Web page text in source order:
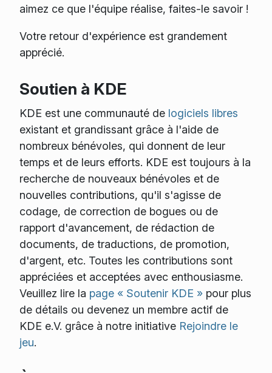
aimez ce que l'équipe réalise, faites-le savoir !
Votre retour d'expérience est grandement
apprécié.
Soutien à KDE
KDE est une communauté de logiciels libres
existant et grandissant grâce à l'aide de
nombreux bénévoles, qui donnent de leur
temps et de leurs efforts. KDE est toujours à la
recherche de nouveaux bénévoles et de
nouvelles contributions, qu'il s'agisse de
codage, de correction de bogues ou de
rapport d'avancement, de rédaction de
documents, de traductions, de promotion,
d'argent, etc. Toutes les contributions sont
appréciées et acceptées avec enthousiasme.
Veuillez lire la page « Soutenir KDE »pour plus
de détails ou devenez un membre actif de
KDE e.V. grâce à notre initiative Rejoindre le
jeu.